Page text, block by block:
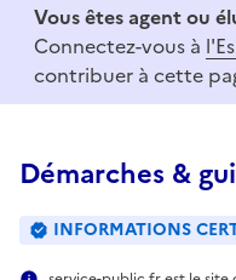
Vous êtes agent ou
Connectez-vous à
contribuer à cette
Démarches &
INFORMATIONS